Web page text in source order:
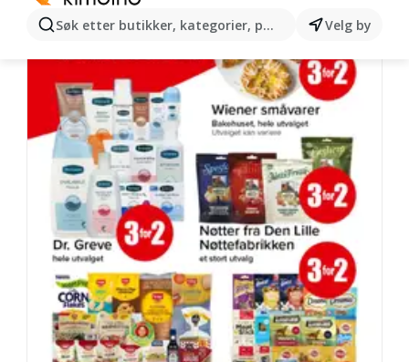
Søk etter butikker, kategorier, produkter...Velg by